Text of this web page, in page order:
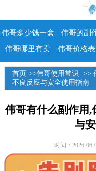
伟哥多少钱一盒 伟哥的副
伟哥哪里有卖
伟哥价格
首页 >>伟哥使用常识
>>
不良反应与安全使用指南
伟哥有什么副作用,
与
时间：2026-06-